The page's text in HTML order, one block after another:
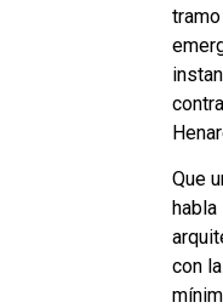
Que
habla
con